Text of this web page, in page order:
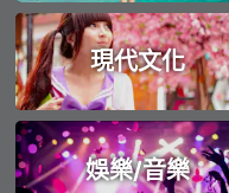
現代文化
娛樂/音樂